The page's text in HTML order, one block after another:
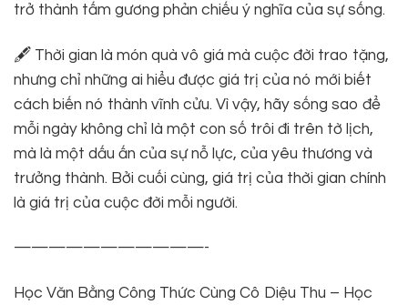
trở thành tấm gương phản chiếu ý nghĩa của sự sống.
🖋 Thời gian là món quà vô giá mà cuộc đời trao tặng,
nhưng chỉ những ai hiểu được giá trị của nó mới biết
cách biến nó thành vĩnh cửu. Vì vậy, hãy sống sao để
mỗi ngày không chỉ là một con số trôi đi trên tờ lịch,
mà là một dấu ấn của sự nỗ lực, của yêu thương và
trưởng thành. Bởi cuối cùng, giá trị của thời gian chính
là giá trị của cuộc đời mỗi người.
———————————-
Học Văn Bằng Công Thức Cùng Cô Diệu Thu – Học